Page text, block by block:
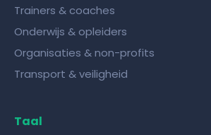
Trainers & coaches
Onderwijs & opleiders
Organisaties & non-profits
Transport & veiligheid
Taal